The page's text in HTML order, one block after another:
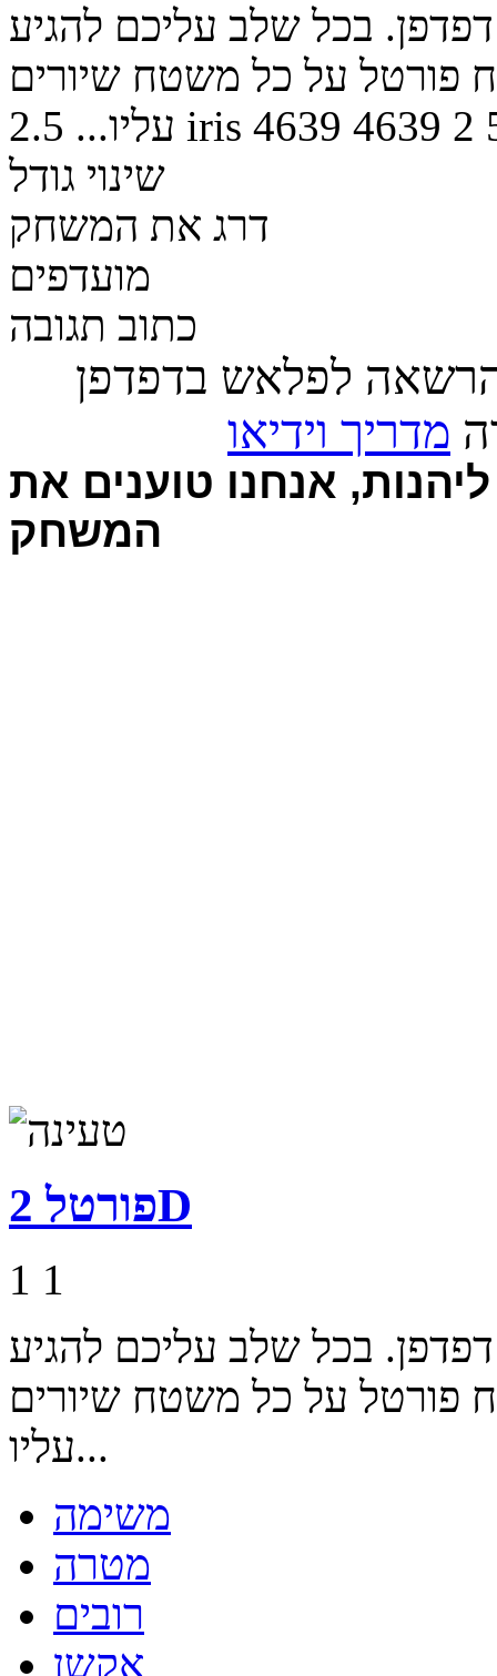
פורטל 2 בגרסת דפדפן. בכל שלב עליכם להגיע
פורטל על כל משטח שיורים
עליו... 2.5 iris 4639 4639 2
שינוי גודל
דרג את המשחק
מועדפים
כתוב תגובה
לפלאש בדפדפן
מדריך וידיאו
אנחנו טוענים את
המשחק
פורטל 2D
1 1
פורטל 2 בגרסת דפדפן. בכל שלב עליכם להגיע
פורטל על כל משטח שיורים
עליו...
משימה
מטרה
רובים
אקשן